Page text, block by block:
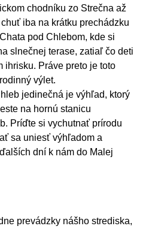
chodníku zo Strečna až
iba na krátku prechádzku
pod Chlebom, kde si
slnečnej terase, zatiaľ čo deti
ihrisku. Práve preto je toto
výlet.
jedinečná je výhľad, ktorý
na hornú stanicu
Príďte si vychutnať prírodu
sa uniesť výhľadom a
dní k nám do Malej
prevádzky nášho strediska,